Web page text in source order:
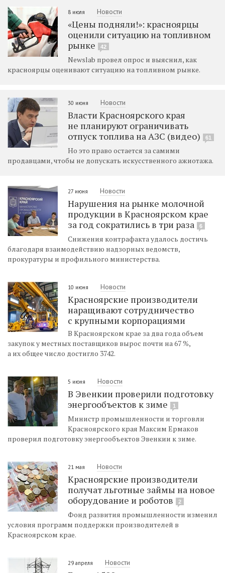
8 июля Новости
«Цены подняли!»: красноярцы
оценили ситуацию на топливном
рынке
42
Newslab провел опрос и выяснил, как
красноярцы оценивают ситуацию на топливном рынке.
30 июня Новости
Власти Красноярского края
не планируют ограничивать
отпуск топлива на АЗС (видео)
61
Но это право остается за самими
продавцами, чтобы не допускать искусственного ажиотажа.
27 июня Новости
Нарушения на рынке молочной
продукции в Красноярском крае
за год сократились в три раза
6
Снижения контрафакта удалось достичь
благодаря взаимодействию надзорных ведомств,
прокуратуры и профильного министерства.
10 июня Новости
Красноярские производители
наращивают сотрудничество
с крупными корпорациями
В Красноярском крае за два года объем
закупок у местных поставщиков вырос почти на 67 %,
а их общее число достигло 3742.
5 июня Новости
В Эвенкии проверили подготовку
энергообъектов к зиме
1
Министр промышленности и торговли
Красноярского края Максим Ермаков
проверил подготовку энергообъектов Эвенкии к зиме.
21 мая Новости
Красноярские производители
получат льготные займы на новое
оборудование и роботов
2
Фонд развития промышленности изменил
условия программ поддержки производителей в
Красноярском крае.
29 апреля Новости